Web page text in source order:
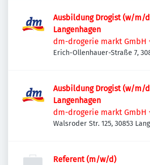
Ausbildung Drogist (w/m/
Langenhagen
dm-drogerie markt GmbH
Erich-Ollenhauer-Straße 7,
Ausbildung Drogist (w/m/
Langenhagen
dm-drogerie markt GmbH
Walsroder Str. 125, 30853
Referent (m/w/d)